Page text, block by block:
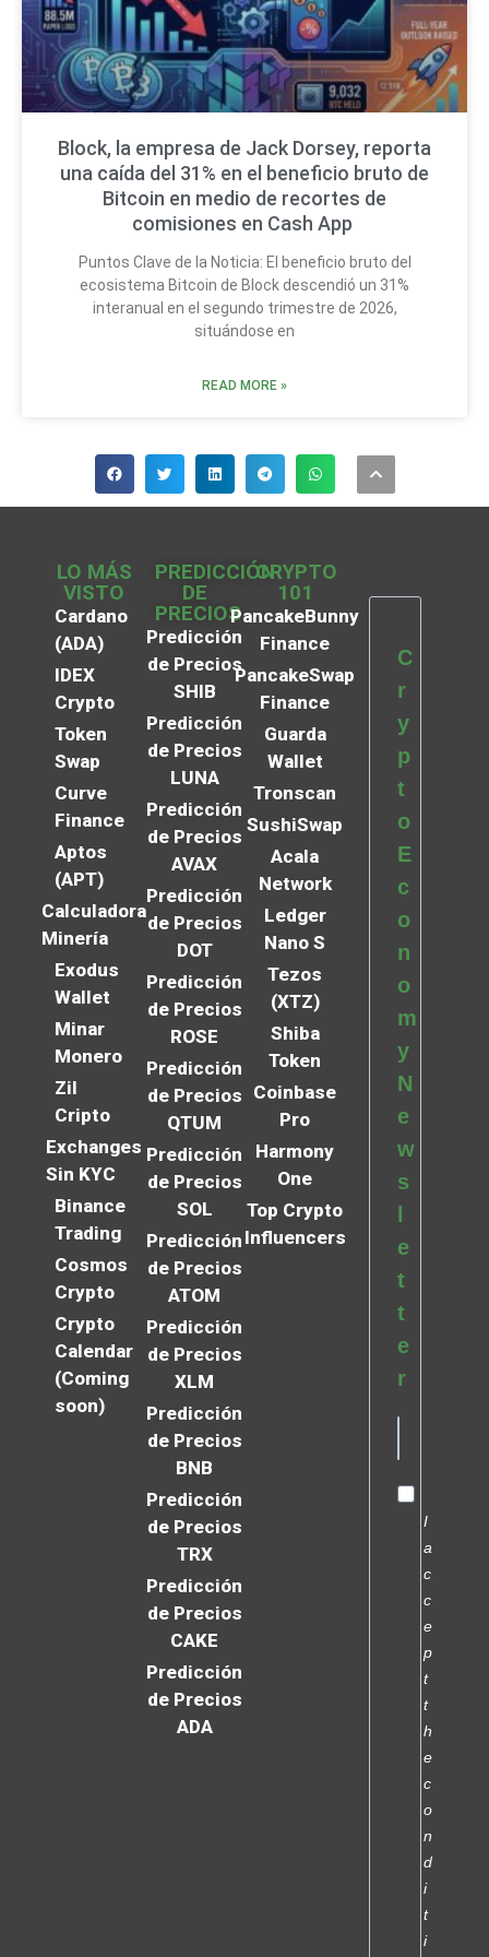
Block, la empresa de Jack Dorsey, reporta
una caída del 31% en el beneficio bruto de
Bitcoin en medio de recortes de
comisiones en Cash App
Puntos Clave de la Noticia: El beneficio bruto del
ecosistema Bitcoin de Block descendió un 31%
interanual en el segundo trimestre de 2026,
situándose en
READ MORE »
LO MÁS
VISTO
Cardano
(ADA)
IDEX
Crypto
Token
Swap
Curve
Finance
Aptos
(APT)
Calculadora
Minería
Exodus
Wallet
Minar
Monero
Zil
Cripto
Exchanges
Sin KYC
Binance
Trading
Cosmos
Crypto
Crypto
Calendar
(Coming
soon)
PREDICCIÓN
DE
PRECIOS
Predicción
de Precios
SHIB
Predicción
de Precios
LUNA
Predicción
de Precios
AVAX
Predicción
de Precios
DOT
Predicción
de Precios
ROSE
Predicción
de Precios
QTUM
Predicción
de Precios
SOL
Predicción
de Precios
ATOM
Predicción
de Precios
XLM
Predicción
de Precios
BNB
Predicción
de Precios
TRX
Predicción
de Precios
CAKE
Predicción
de Precios
ADA
CRYPTO
101
PancakeBunny
Finance
PancakeSwap
Finance
Guarda
Wallet
Tronscan
SushiSwap
Acala
Network
Ledger
Nano S
Tezos
(XTZ)
Shiba
Token
Coinbase
Pro
Harmony
One
Top Crypto
Influencers
C
r
y
p
t
o
E
c
o
n
o
m
y
N
e
w
s
e
t
t
e
r
I
a
c
c
e
p
t
t
h
e
c
o
n
d
i
t
i